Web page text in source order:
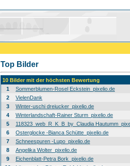
Top Bilder
10 Bilder mit der höchsten Bewertung
1
Sommerblumen-Rosel Eckstein_pixelio.de
2
VielenDank
3
Winter-uschi dreiucker_pixelio.de
4
Winterlandschaft-Rainer Sturm_pixelio.de
5
118323_web_R_K_B_by_Claudia
6
Osterglocke -Bianca Schütte_pixelio.de
7
Schneespuren -Lupo_pixelio.de
8
Angelika Wolter_pixelio.de
9
Eichenblatt-Petra Bork_pixelio.de